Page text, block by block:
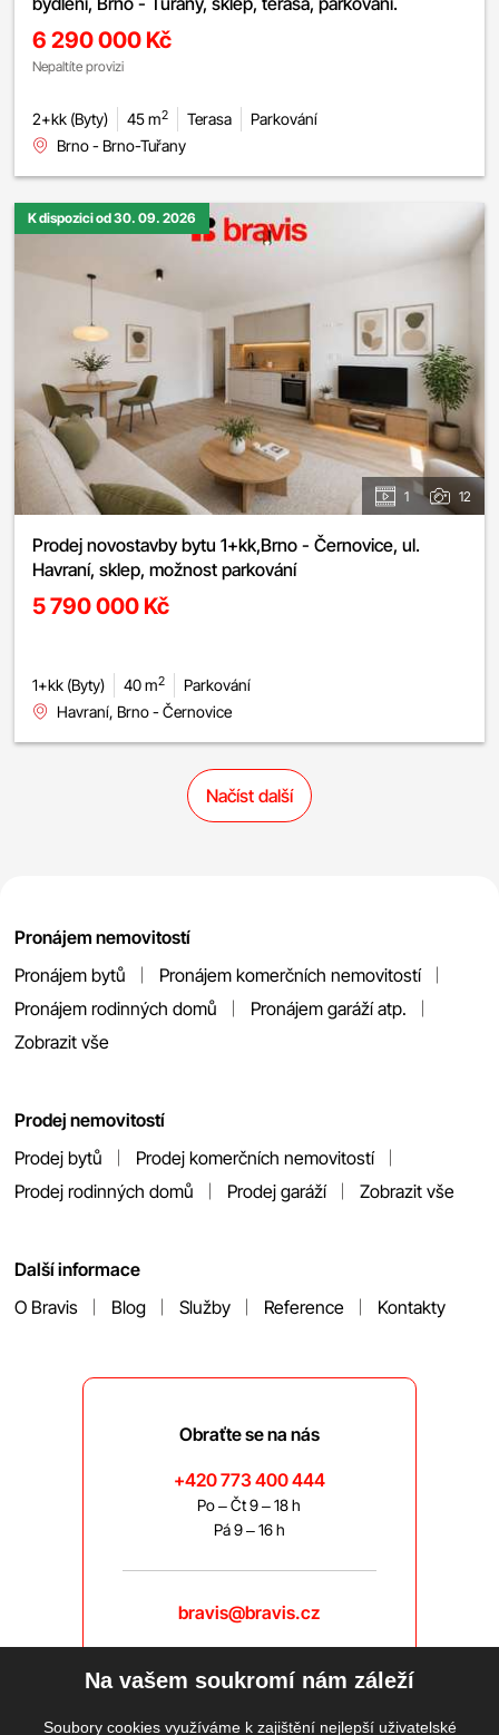
6 290 000 Kč
Nepaltíte provizi
2+kk (Byty) 45 m2 Terasa
Parkování
Brno - Brno-Tuřany
K dispozici od 30. 09. 2026
1 12
Prodej novostavby bytu 1+kk,Brno - Černovice, ul.
Havraní, sklep, možnost parkování
5 790 000 Kč
1+kk (Byty) 40 m2
Parkování
Havraní, Brno - Černovice
Načíst další
Pronájem nemovitostí
Pronájem bytů
Pronájem komerčních nemovitostí
Pronájem rodinných domů
Pronájem garáží atp.
Zobrazit vše
Prodej nemovitostí
Prodej bytů
Prodej komerčních nemovitostí
Prodej rodinných domů
Prodej garáží Zobrazit vše
Další informace
O Bravis
Blog Služby Reference Kontakty
Obraťte se na nás
+420 773 400 444
Po – Čt 9 – 18 h
Pá 9 – 16 h
bravis@bravis.cz
Na vašem soukromí nám záleží
Soubory cookies využíváme k zajištění nejlepší uživatelské